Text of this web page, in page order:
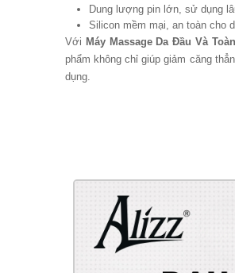
Dung lượng pin lớn, sử dụng
Silicon mềm mại, an toàn cho
Với Máy Massage Da Đầu Và
phẩm không chỉ giúp giảm căng
dụng.